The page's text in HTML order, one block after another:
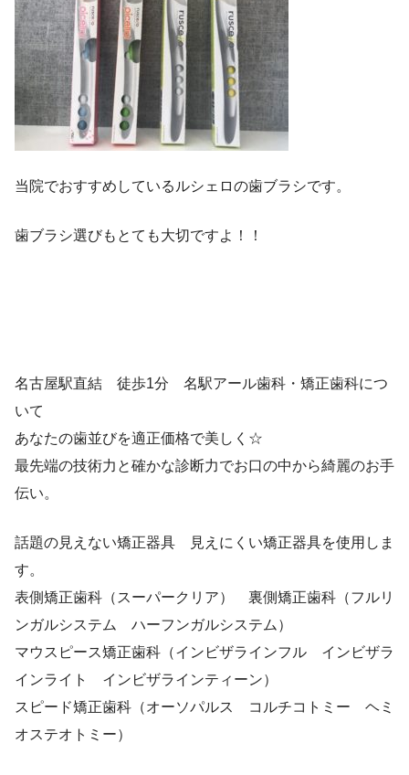
当院でおすすめしているルシェロの歯ブラシです。
歯ブラシ選びもとても大切ですよ！！
名古屋駅直結 徒歩1分 名駅アール歯科・矯正歯科につ
いて
あなたの歯並びを適正価格で美しく☆
最先端の技術力と確かな診断力でお口の中から綺麗のお手
伝い。
話題の見えない矯正器具 見えにくい矯正器具を使用しま
す。
表側矯正歯科（スーパークリア） 裏側矯正歯科（フルリ
ンガルシステム ハーフンガルシステム）
マウスピース矯正歯科（インビザラインフル インビザラ
インライト インビザラインティーン）
スピード矯正歯科（オーソパルス コルチコトミー ヘミ
オステオトミー）